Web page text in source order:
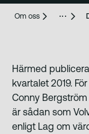
Om oss
Härmed
kvartalet 2019.
Conny
är sådan som
enligt Lag om